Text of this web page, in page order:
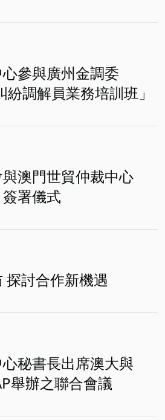
參與廣州金調委
紛調解員業務培訓班」
澳門世貿仲裁中心
簽署儀式
探討合作新機遇
秘書長出席澳大與
舉辦之聯合會議